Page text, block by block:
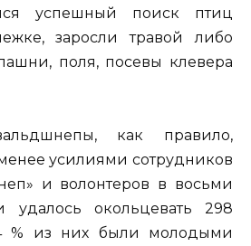
успешный поиск птиц
заросли травой либо
поля, посевы клевера
как правило,
усилиями сотрудников
и волонтеров в восьми
удалось окольцевать 298
% из них были молодыми